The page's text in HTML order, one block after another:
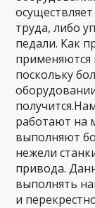
труда, либо
педали. Как
применяются
поскольку
работают на
выполняют
нежели
привода.
выполнять
и